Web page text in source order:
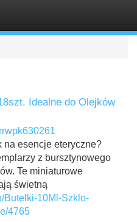
Idealne do Olejków
na esencje eteryczne?
z bursztynowego
Te miniaturowe
świetną
Butelki-10Ml-Szklo-
4765